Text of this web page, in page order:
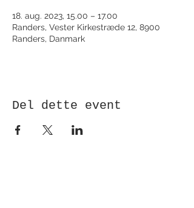
18. aug. 2023, 15.00 – 17.00
Randers, Vester Kirkestræde 12, 8900
Randers, Danmark
Del dette event